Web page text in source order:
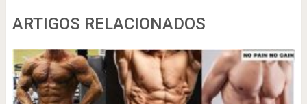
ARTIGOS RELACIONADOS